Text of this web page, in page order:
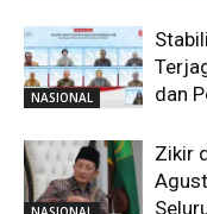
NASIONAL
dan
Zikir